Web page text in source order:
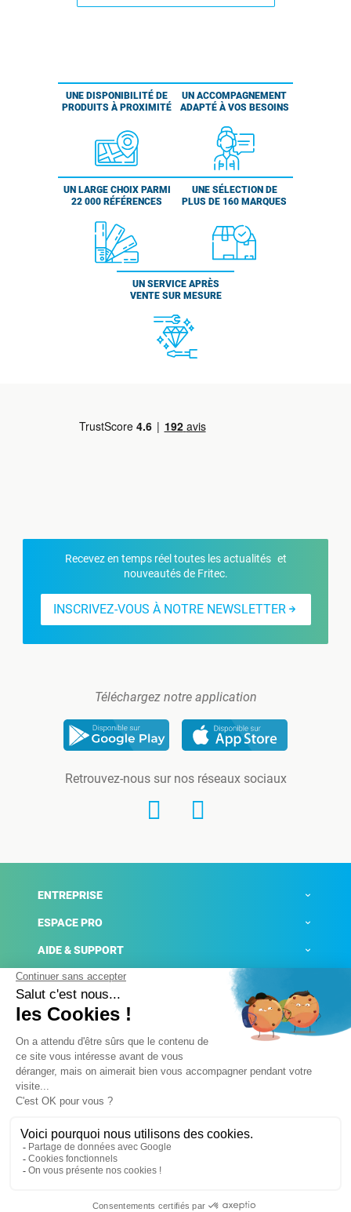
UNE DISPONIBILITÉ DE
PRODUITS À PROXIMITÉ
UN ACCOMPAGNEMENT
ADAPTÉ À VOS BESOINS
UN LARGE CHOIX PARMI
22 000 RÉFÉRENCES
UNE SÉLECTION DE
PLUS DE 160 MARQUES
UN SERVICE APRÈS
VENTE SUR MESURE
Recevez en temps réel toutes les actualités et
nouveautés de Fritec.
INSCRIVEZ-VOUS À NOTRE NEWSLETTER
Téléchargez notre application
Retrouvez-nous sur nos réseaux sociaux
ENTREPRISE
ESPACE PRO
AIDE & SUPPORT
ACTUALITÉS
Mentions légales
Conditions générales de ventes
Plateforme de signalement